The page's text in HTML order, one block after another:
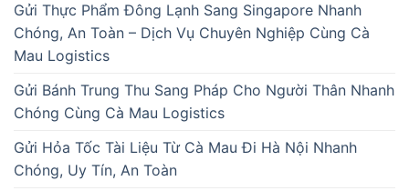
Gửi Thực Phẩm Đông Lạnh Sang Singapore Nhanh
Chóng, An Toàn – Dịch Vụ Chuyên Nghiệp Cùng Cà
Mau Logistics
Gửi Bánh Trung Thu Sang Pháp Cho Người Thân Nhanh
Chóng Cùng Cà Mau Logistics
Gửi Hỏa Tốc Tài Liệu Từ Cà Mau Đi Hà Nội Nhanh
Chóng, Uy Tín, An Toàn